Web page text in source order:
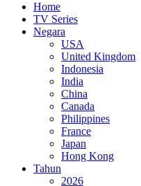
Home
TV Series
Negara
USA
United Kingdom
Indonesia
India
China
Canada
Philippines
France
Japan
Hong Kong
Tahun
2026